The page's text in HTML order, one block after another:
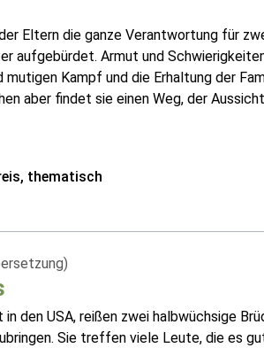
Eltern die ganze Verantwortung für
aufgebürdet. Armut und
mutigen Kampf und die Erhaltung der
aber findet sie einen Weg, der
thematisch
den USA, reißen zwei halbwüchsige
Sie treffen viele Leute, die es